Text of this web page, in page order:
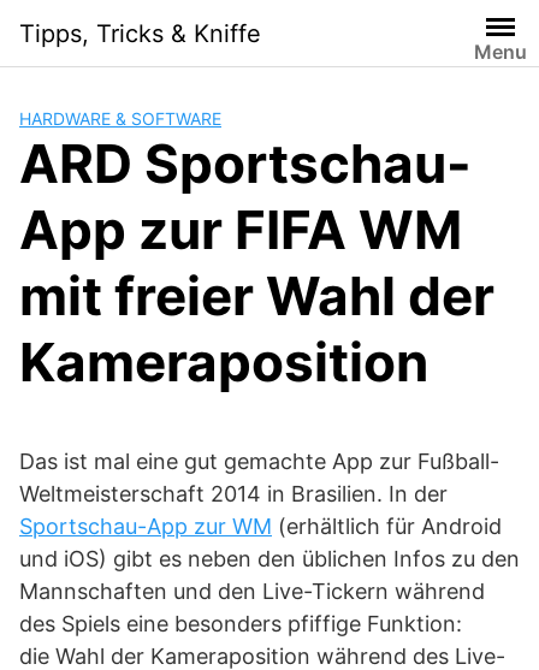
content
Tipps, Tricks & Kniffe
Menu
HARDWARE & SOFTWARE
ARD Sportschau-
App zur FIFA WM
mit freier Wahl der
Kameraposition
Das ist mal eine gut gemachte App zur Fußball-
Weltmeisterschaft 2014 in Brasilien. In der
Sportschau-App zur WM (erhältlich für Android
und iOS) gibt es neben den üblichen Infos zu den
Mannschaften und den Live-Tickern während
des Spiels eine besonders pfiffige Funktion:
die Wahl der Kameraposition während des Live-